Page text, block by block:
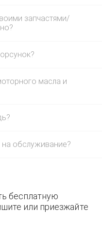
запчастями/
масла и
на обслуживание?
бесплатную
или приезжайте